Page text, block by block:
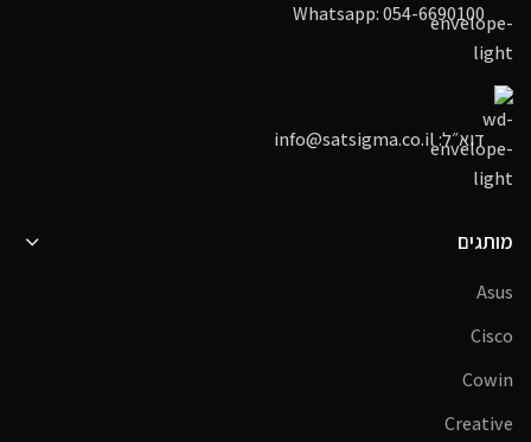
Whatsapp: 054-6690100
דוא״ל: info@satsigma.co.il
מותגים
Asus
Cisco
Cowin
Creative